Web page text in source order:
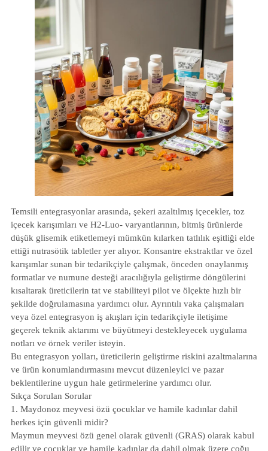
Temsili entegrasyonlar arasında, şekeri azaltılmış içecekler, toz
içecek karışımları ve H2-Luo- varyantlarının, bitmiş ürünlerde
düşük glisemik etiketlemeyi mümkün kılarken tatlılık eşitliği elde
ettiği nutrasötik tabletler yer alıyor. Konsantre ekstraktlar ve özel
karışımlar sunan bir tedarikçiyle çalışmak, önceden onaylanmış
formatlar ve numune desteği aracılığıyla geliştirme döngülerini
kısaltarak üreticilerin tat ve stabiliteyi pilot ve ölçekte hızlı bir
şekilde doğrulamasına yardımcı olur. Ayrıntılı vaka çalışmaları
veya özel entegrasyon iş akışları için tedarikçiyle iletişime
geçerek teknik aktarımı ve büyütmeyi destekleyecek uygulama
notları ve örnek veriler isteyin.
Bu entegrasyon yolları, üreticilerin geliştirme riskini azaltmalarına
ve ürün konumlandırmasını mevcut düzenleyici ve pazar
beklentilerine uygun hale getirmelerine yardımcı olur.
Sıkça Sorulan Sorular
1. Maydonoz meyvesi özü çocuklar ve hamile kadınlar dahil
herkes için güvenli midir?
Maymun meyvesi özü genel olarak güvenli (GRAS) olarak kabul
edilir ve çocuklar ve hamile kadınlar da dahil olmak üzere çoğu